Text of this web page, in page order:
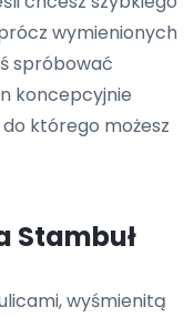
wymienionych
spróbować
koncepcyjnie
którego możesz
Stambuł
wyśmienitą